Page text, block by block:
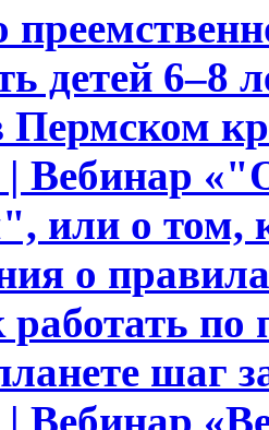
детей 6–8
Пермском
| Вебинар
или о том,
о
работать
шаг